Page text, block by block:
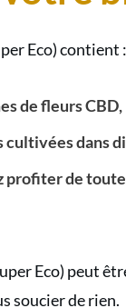
Eco) contient :
de fleurs CBD,
dans
profiter de
Eco) peut
soucier de rien.